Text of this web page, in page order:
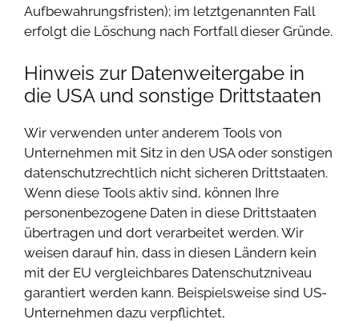
Aufbewahrungsfristen); im letztgenannten Fall
erfolgt die Löschung nach Fortfall dieser Gründe.
Hinweis zur Datenweitergabe in
die USA und sonstige Drittstaaten
Wir verwenden unter anderem Tools von
Unternehmen mit Sitz in den USA oder sonstigen
datenschutzrechtlich nicht sicheren Drittstaaten.
Wenn diese Tools aktiv sind, können Ihre
personenbezogene Daten in diese Drittstaaten
übertragen und dort verarbeitet werden. Wir
weisen darauf hin, dass in diesen Ländern kein
mit der EU vergleichbares Datenschutzniveau
garantiert werden kann. Beispielsweise sind US-
Unternehmen dazu verpflichtet,